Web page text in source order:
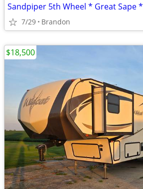
Sandpiper 5th Wheel * Great Sape *
7/29 Brandon
$18,500